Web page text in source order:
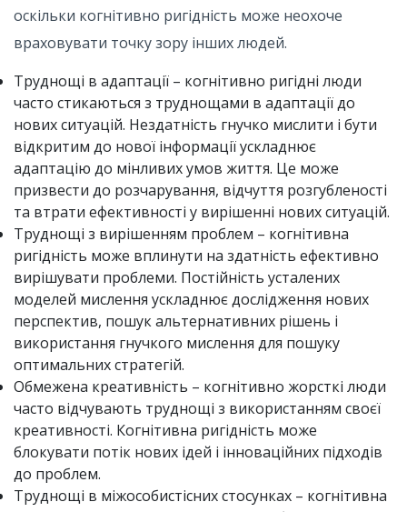
оскільки когнітивно ригідність може неохоче
враховувати точку зору інших людей.
Труднощі в адаптації – когнітивно ригідні люди
часто стикаються з труднощами в адаптації до
нових ситуацій. Нездатність гнучко мислити і бути
відкритим до нової інформації ускладнює
адаптацію до мінливих умов життя. Це може
призвести до розчарування, відчуття розгубленості
та втрати ефективності у вирішенні нових ситуацій.
Труднощі з вирішенням проблем – когнітивна
ригідність може вплинути на здатність ефективно
вирішувати проблеми. Постійність усталених
моделей мислення ускладнює дослідження нових
перспектив, пошук альтернативних рішень і
використання гнучкого мислення для пошуку
оптимальних стратегій.
Обмежена креативність – когнітивно жорсткі люди
часто відчувають труднощі з використанням своєї
креативності. Когнітивна ригідність може
блокувати потік нових ідей і інноваційних підходів
до проблем.
Труднощі в міжособистісних стосунках – когнітивна